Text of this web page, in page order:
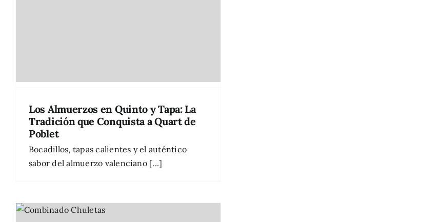
Los Almuerzos en Quinto y Tapa: La
Tradición que Conquista a Quart de
Poblet
Bocadillos, tapas calientes y el auténtico
sabor del almuerzo valenciano [...]